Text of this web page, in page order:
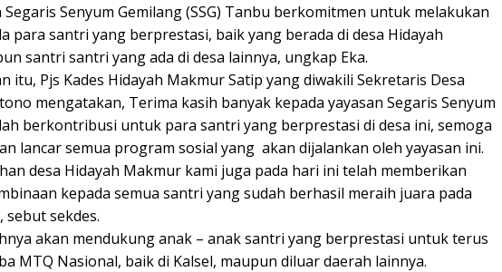
Segaris Senyum Gemilang (SSG) Tanbu berkomitmen untuk melakukan
para santri yang berprestasi, baik yang berada di desa Hidayah
santri santri yang ada di desa lainnya, ungkap Eka.
itu, Pjs Kades Hidayah Makmur Satip yang diwakili Sekretaris Desa
mengatakan, Terima kasih banyak kepada yayasan Segaris Senyum
berkontribusi untuk para santri yang berprestasi di desa ini, semoga
lancar semua program sosial yang akan dijalankan oleh yayasan ini.
desa Hidayah Makmur kami juga pada hari ini telah memberikan
kepada semua santri yang sudah berhasil meraih juara pada
sebut sekdes.
akan mendukung anak – anak santri yang berprestasi untuk terus
MTQ Nasional, baik di Kalsel, maupun diluar daerah lainnya.